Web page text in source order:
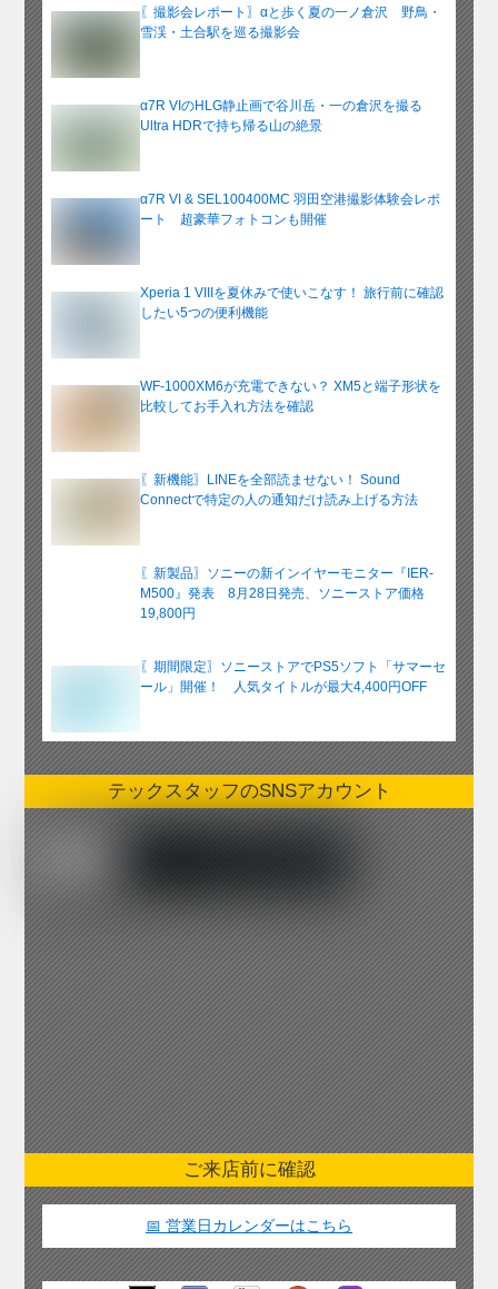
〖撮影会レポート〗αと歩く夏の一ノ倉沢 野鳥・
雪渓・土合駅を巡る撮影会
α7R VIのHLG静止画で谷川岳・一の倉沢を撮る
Ultra HDRで持ち帰る山の絶景
α7R VI & SEL100400MC 羽田空港撮影体験会レポ
ート 超豪華フォトコンも開催
Xperia 1 VIIIを夏休みで使いこなす！ 旅行前に確認
したい5つの便利機能
WF-1000XM6が充電できない？ XM5と端子形状を
比較してお手入れ方法を確認
〖新機能〗LINEを全部読ませない！ Sound
Connectで特定の人の通知だけ読み上げる方法
〖新製品〗ソニーの新インイヤーモニター『IER-
M500』発表 8月28日発売、ソニーストア価格
19,800円
〖期間限定〗ソニーストアでPS5ソフト「サマーセ
ール」開催！ 人気タイトルが最大4,400円OFF
テックスタッフのSNSアカウント
ご来店前に確認
📅 営業日カレンダーはこちら